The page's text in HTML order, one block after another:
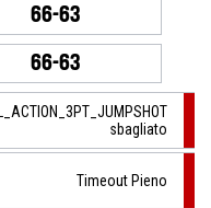
66-63
66-63
sbagliato
Timeout Pieno